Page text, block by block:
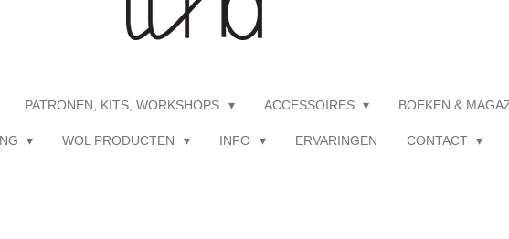
PATRONEN, KITS, WORKSHOPS ACCESSOIRES BOEKEN &
WOL PRODUCTEN INFO ERVARINGEN CONTACT